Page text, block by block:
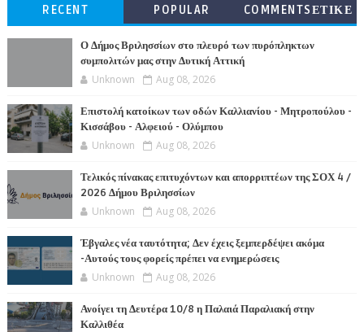
RECENT POPULAR
COMMENTSΕΤΙΚΕ
Ο Δήμος Βριλησσίων στο πλευρό των πυρόπληκτων
συμπολιτών μας στην Δυτική Αττική
Unknown Aug 08, 2026
Επιστολή κατοίκων των οδών Καλλιανίου - Μητροπούλου -
Κισσάβου - Αλφειού - Ολύμπου
Unknown Aug 08, 2026
Τελικός πίνακας επιτυχόντων και απορριπτέων της ΣΟΧ 4 /
2026 Δήμου Βριλησσίων
Unknown Aug 08, 2026
Έβγαλες νέα ταυτότητα; Δεν έχεις ξεμπερδέψει ακόμα
-Αυτούς τους φορείς πρέπει να ενημερώσεις
Unknown Aug 08, 2026
Ανοίγει τη Δευτέρα 10/8 η Παλαιά Παραλιακή στην
Καλλιθέα